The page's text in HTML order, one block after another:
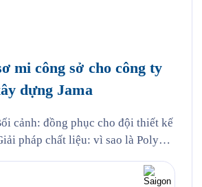
mi công sở cho công ty
dựng Jama
cảnh: đồng phục cho đội thiết kế
pháp chất liệu: vì sao là Poly
trình Saigon Uniform đã thực